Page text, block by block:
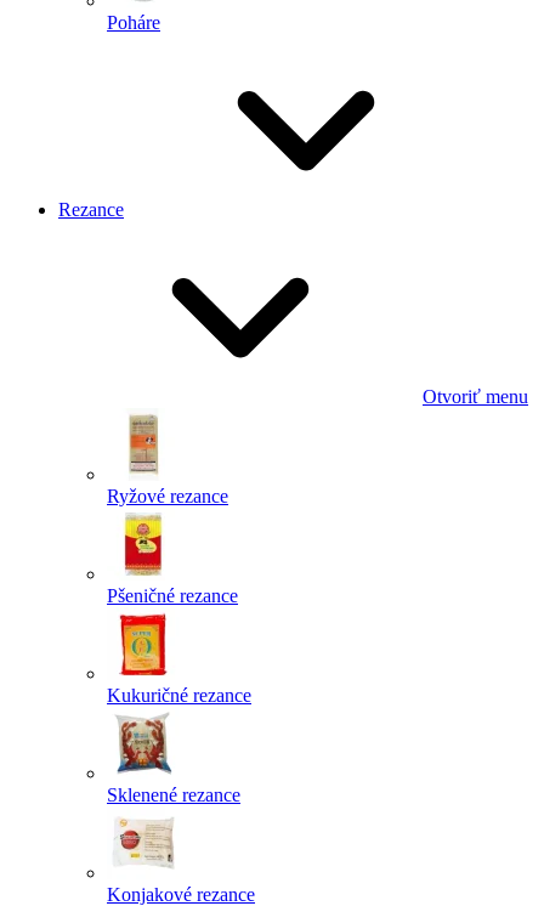
Poháre
Rezance
Otvoriť menu
Ryžové rezance
Pšeničné rezance
Kukuričné rezance
Sklenené rezance
Konjakové rezance